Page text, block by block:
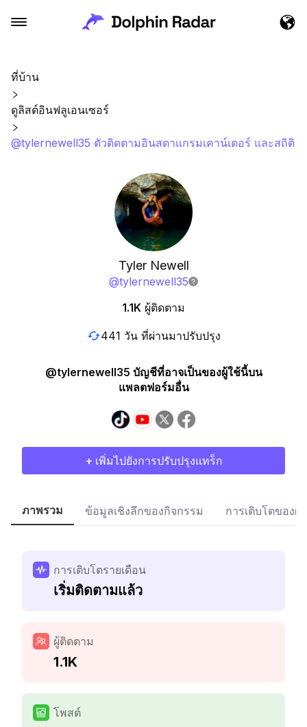
ที่บ้าน
ดูลิสต์อินฟลูเอนเซอร์
@tylernewell35 ตัวติดตามอินสตาแกรมเคาน์เตอร์ และสถิติ
Tyler Newell
@tylernewell35
1.1K ผู้ติดตาม
441 วัน ที่ผ่านมาปรับปรุง
@tylernewell35 บัญชีที่อาจเป็นของผู้ใช้นี้บน
แพลตฟอร์มอื่น
+ เพิ่มไปยังการปรับปรุงแทร็ก
ภาพรวม ข้อมูลเชิงลึกของกิจกรรม การเติบโตของผู้
การเติบโตรายเดือน
เริ่มติดตามแล้ว
ผู้ติดตาม
1.1K
โพสต์